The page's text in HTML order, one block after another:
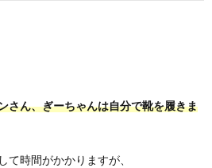
さん、ぎーちゃんは自分で靴を履きま
て時間がかかりますが、